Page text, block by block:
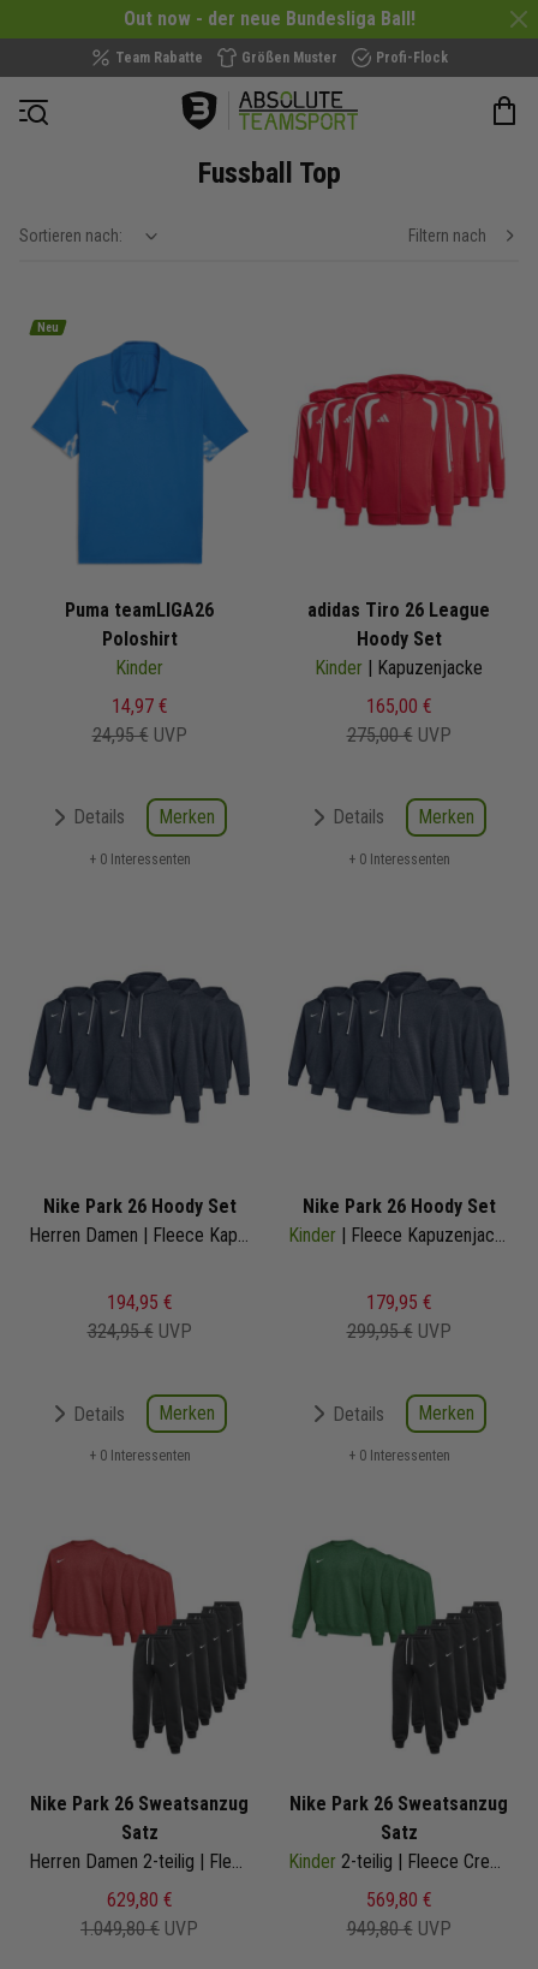
Out now - der neue Bundesliga Ball!
Team Rabatte Größen Muster Profi-Flock
Navigation öffnen
Fussball Top
Sortieren nach: show filteroptions Filtern nach
Neu
Puma teamLIGA26
Poloshirt
Kinder
14,97 €
24,95 € UVP
Details Merken
+ 0 Interessenten
adidas Tiro 26 League
Hoody Set
Kinder | Kapuzenjacke
165,00 €
275,00 € UVP
Details Merken
+ 0 Interessenten
Nike Park 26 Hoody Set
Herren Damen | Fleece Kapuzenjacke
194,95 €
324,95 € UVP
Details Merken
+ 0 Interessenten
Nike Park 26 Hoody Set
Kinder | Fleece Kapuzenjacke
179,95 €
299,95 € UVP
Details Merken
+ 0 Interessenten
Nike Park 26 Sweatsanzug
Satz
Herren Damen 2-teilig | Fleece Crew Sweatshirt Fleece Sweathose | Jogginganzug Satz
629,80 €
1.049,80 € UVP
Nike Park 26 Sweatsanzug
Satz
Kinder 2-teilig | Fleece Crew Sweatshirt Fleece Sweathose | Jogginganzug Satz
569,80 €
949,80 € UVP